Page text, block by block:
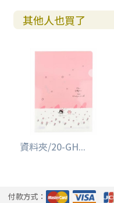
其他人也買了
資料夾/20-GH...
付款方式：